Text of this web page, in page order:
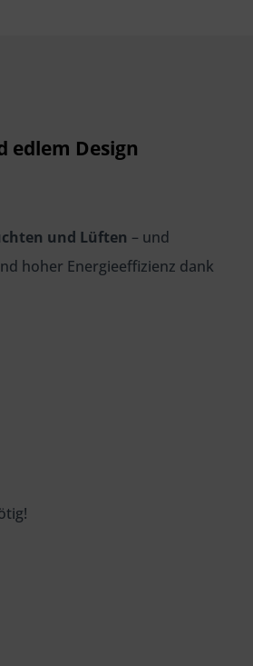
edlem Design
und Lüften – und
hoher Energieeffizienz dank